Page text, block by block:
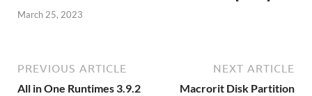
March 25, 2023
PREVIOUS ARTICLE
All in One Runtimes 3.9.2
NEXT ARTICLE
Macrorit Disk Partition